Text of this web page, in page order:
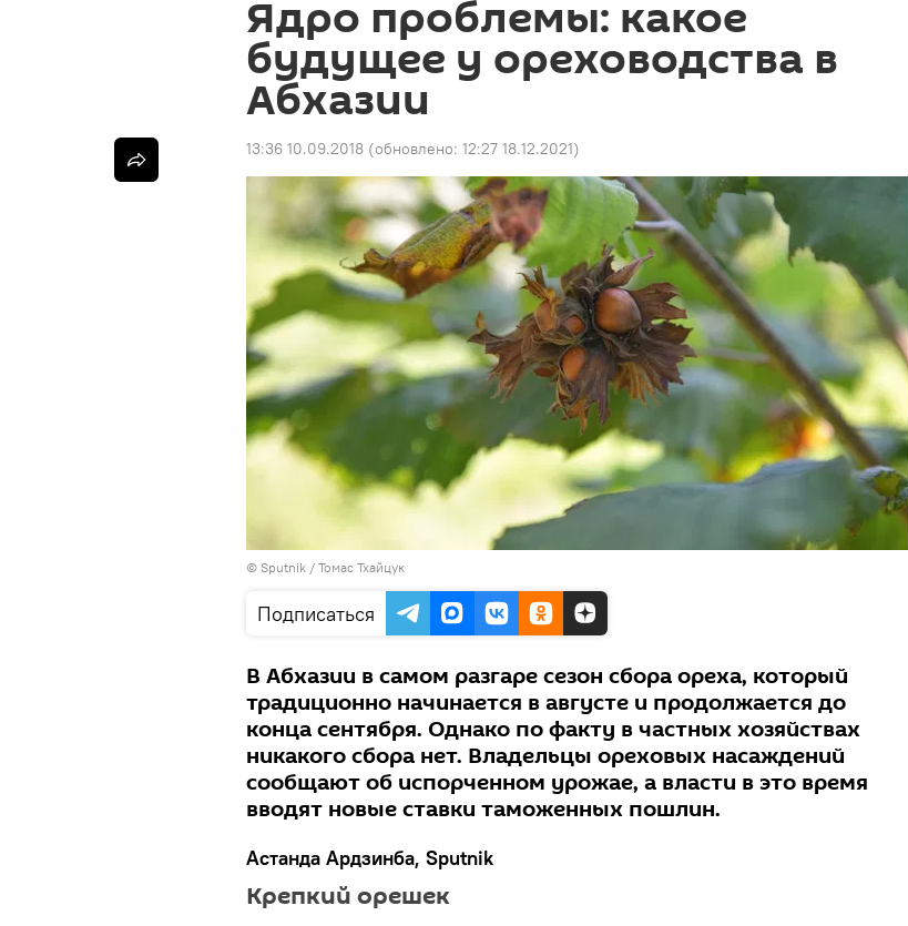
Ядро проблемы: какое
будущее у ореховодства в
Абхазии
13:36 10.09.2018 (обновлено: 12:27 18.12.2021)
© Sputnik / Томас Тхайцук
Подписаться
В Абхазии в самом разгаре сезон сбора ореха, который
традиционно начинается в августе и продолжается до
конца сентября. Однако по факту в частных хозяйствах
никакого сбора нет. Владельцы ореховых насаждений
сообщают об испорченном урожае, а власти в это время
вводят новые ставки таможенных пошлин.
Астанда Ардзинба, Sputnik
Крепкий орешек